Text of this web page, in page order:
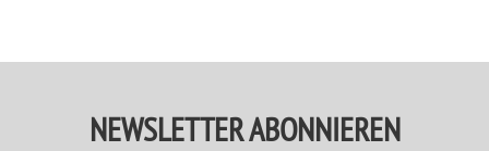
NEWSLETTER ABONNIEREN